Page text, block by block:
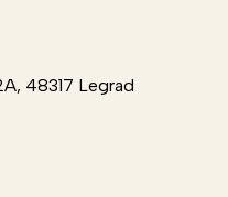
48317 Legrad